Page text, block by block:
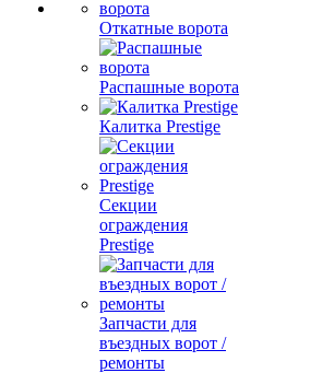
Откатные ворота
Распашные ворота
Калитка Prestige
Секции
ограждения
Prestige
Запчасти для
въездных ворот /
ремонты